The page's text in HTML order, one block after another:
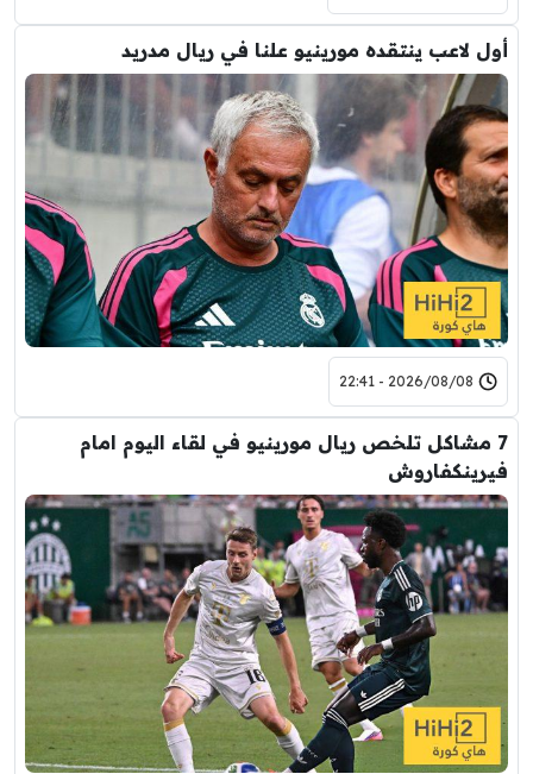
أول لاعب ينتقده مورينيو علنا في ريال مدريد
2026/08/08 - 22:41
7 مشاكل تلخص ريال مورينيو في لقاء اليوم امام
فيرينكفاروش